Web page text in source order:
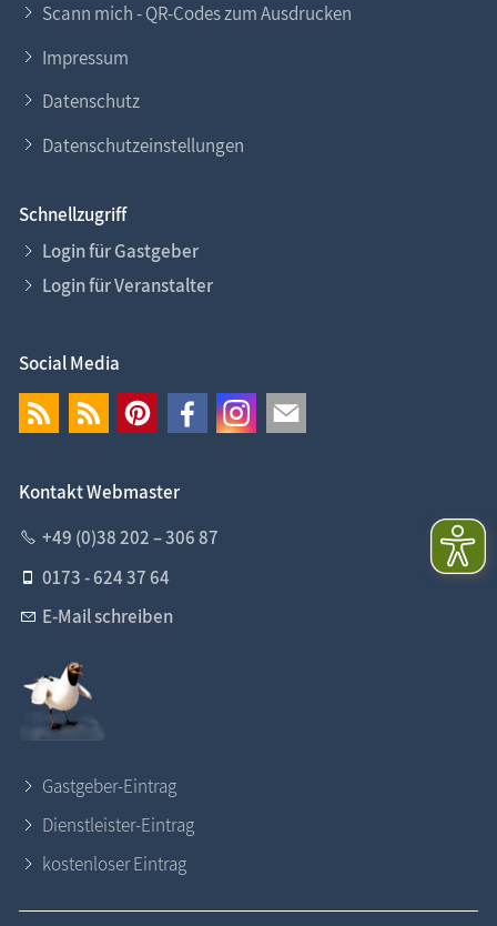
Scann mich - QR-Codes zum Ausdrucken
Impressum
Datenschutz
Datenschutzeinstellungen
Schnellzugriff
Login für Gastgeber
Login für Veranstalter
Social Media
Kontakt Webmaster
+49 (0)38 202 – 306 87
0173 - 624 37 64
E-Mail schreiben
Gastgeber-Eintrag
Dienstleister-Eintrag
kostenloser Eintrag